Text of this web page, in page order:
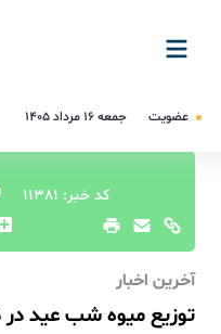
عضویت جمعه ۱۶ مرداد ۱۴۰۵
کد خبر: 11381
آخرین اخبار
توزیع میوه شب عید در ۲۵ استان کشور آغاز شد